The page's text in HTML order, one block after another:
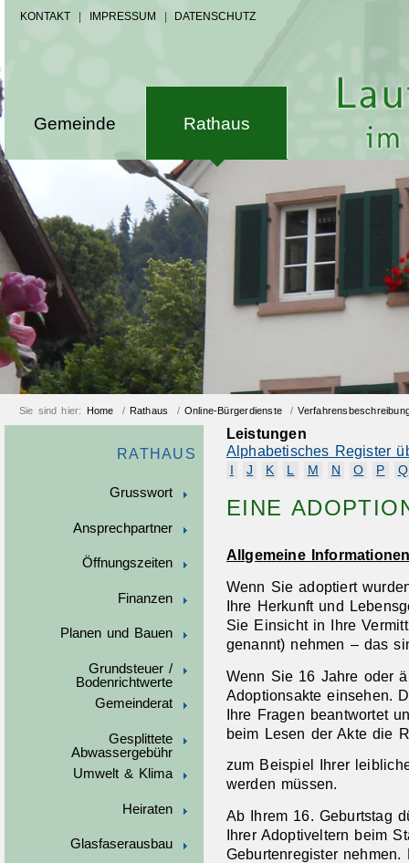
KONTAKT IMPRESSUM DATENSCHUTZ
Gemeinde Rathaus
Sie sind hier: Home / Rathaus / Online-Bürgerdienste /
RATHAUS
Grusswort
Ansprechpartner
Öffnungszeiten
Finanzen
Planen und Bauen
Grundsteuer /
Bodenrichtwerte
Gemeinderat
Gesplittete
Abwassergebühr
Umwelt & Klima
Heiraten
Glasfaserausbau
Leistungen
Alphabetisches Register
J K L M N O P Q
EINE
Allgemeine
Wenn Sie adoptiert
Ihre Herkunft und
Sie Einsicht in Ihre
genannt) nehmen – das
Wenn Sie 16 Jahre oder
Adoptionsakte einsehen.
Ihre Fragen beantwortet
beim Lesen der Akte die
zum Beispiel Ihrer
werden müssen.
Ab Ihrem 16. Geburtstag
Ihrer Adoptiveltern beim
Geburtenregister